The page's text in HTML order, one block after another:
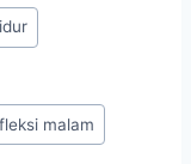
malam